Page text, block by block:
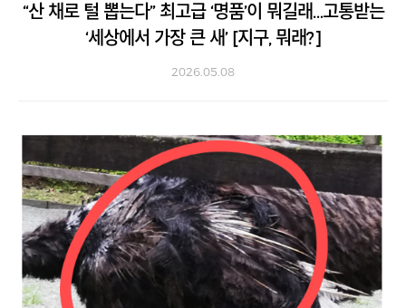
“산 채로 털 뽑는다” 최고급 ‘명품’이 뭐길래…고통받는
‘세상에서 가장 큰 새’ [지구, 뭐래?]
2026.05.08